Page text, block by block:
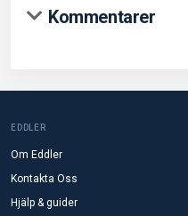
Kommentarer
EDDLER
Om Eddler
Kontakta Oss
Hjälp & guider